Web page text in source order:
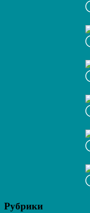
Рубрики